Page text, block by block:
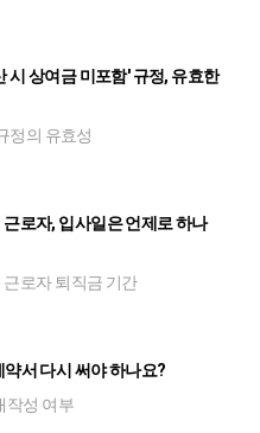
시 상여금 미포함' 규정, 유효한
정의 유효성
로자, 입사일은 언제로 하나
로자 퇴직금 기간
서 다시 써야 하나요?
작성 여부